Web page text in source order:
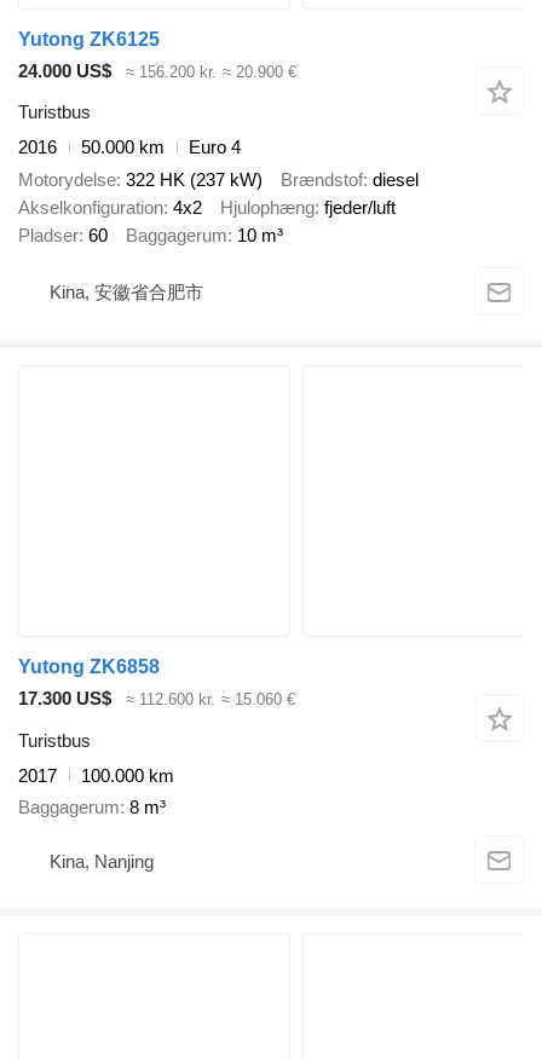
Yutong ZK6125
24.000 US$
≈ 156.200 kr. ≈ 20.900 €
Turistbus
2016
50.000 km
Euro 4
Motorydelse 322 HK (237 kW) Brændstof diesel
Akselkonfiguration 4x2 Hjulophæng fjeder/luft
Pladser 60 Baggagerum 10 m³
Kina, 安徽省合肥市
Yutong ZK6858
17.300 US$
≈ 112.600 kr. ≈ 15.060 €
Turistbus
2017
100.000 km
Baggagerum 8 m³
Kina, Nanjing